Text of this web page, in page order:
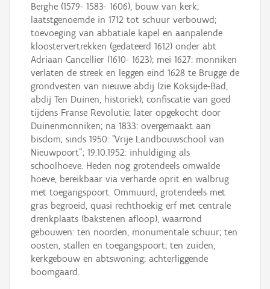
Berghe (1579- 1583- 1606), bouw van kerk;
laatstgenoemde in 1712 tot schuur verbouwd;
toevoeging van abbatiale kapel en aanpalende
kloostervertrekken (gedateerd 1612) onder abt
Adriaan Cancellier (1610- 1623); mei 1627: monniken
verlaten de streek en leggen eind 1628 te Brugge de
grondvesten van nieuwe abdij (zie Koksijde-Bad,
abdij Ten Duinen, historiek); confiscatie van goed
tijdens Franse Revolutie; later opgekocht door
Duinenmonniken; na 1833: overgemaakt aan
bisdom; sinds 1950: "Vrije Landbouwschool van
Nieuwpoort"; 19.10.1952: inhuldiging als
schoolhoeve. Heden nog grotendeels omwalde
hoeve, bereikbaar via verharde oprit en walbrug
met toegangspoort. Ommuurd, grotendeels met
gras begroeid, quasi rechthoekig erf met centrale
drenkplaats (bakstenen afloop), waarrond
gebouwen: ten noorden, monumentale schuur; ten
oosten, stallen en toegangspoort; ten zuiden,
kerkgebouw en abtswoning; achterliggende
boomgaard.